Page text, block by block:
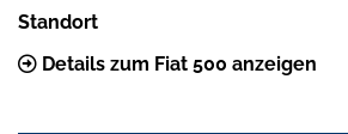
Standort
Details zum Fiat 500 anzeigen